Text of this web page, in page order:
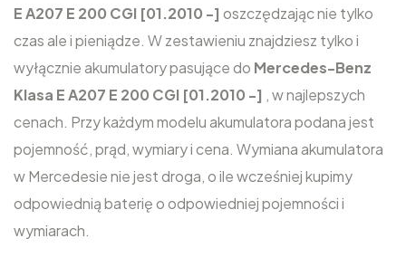
E A207 E 200 CGI [01.2010 -] oszczędzając nie tylko
czas ale i pieniądze. W zestawieniu znajdziesz tylko i
wyłącznie akumulatory pasujące do Mercedes-Benz
Klasa E A207 E 200 CGI [01.2010 -] , w najlepszych
cenach. Przy każdym modelu akumulatora podana jest
pojemność, prąd, wymiary i cena. Wymiana akumulatora
w Mercedesie nie jest droga, o ile wcześniej kupimy
odpowiednią baterię o odpowiedniej pojemności i
wymiarach.